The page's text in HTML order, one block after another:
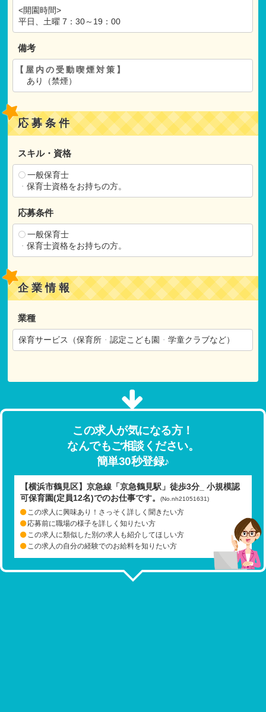
<開園時間>
平日、土曜 7：30～19：00
備考
【屋内の受動喫煙対策】
あり（禁煙）
応募条件
スキル・資格
一般保育士
・ 保育士資格をお持ちの方。
応募条件
一般保育士
・ 保育士資格をお持ちの方。
企業情報
業種
保育サービス（保育所・ 認定こども園 ・ 学童クラブなど）
この求人が気になる方！
なんでもご相談ください。
簡単30秒登録♪
【横浜市鶴見区】京急線「京急鶴見駅」徒歩3分_ 小規模認
可保育園(定員12名)でのお仕事です。
(No.nh21051631)
この求人に興味あり！さっそく詳しく聞きたい方
応募前に職場の様子を詳しく知りたい方
この求人に類似した別の求人も紹介してほしい方
この求人の自分の経験でのお給料を知りたい方